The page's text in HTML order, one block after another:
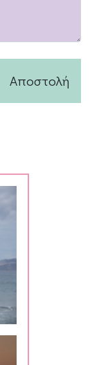
Αποστολή